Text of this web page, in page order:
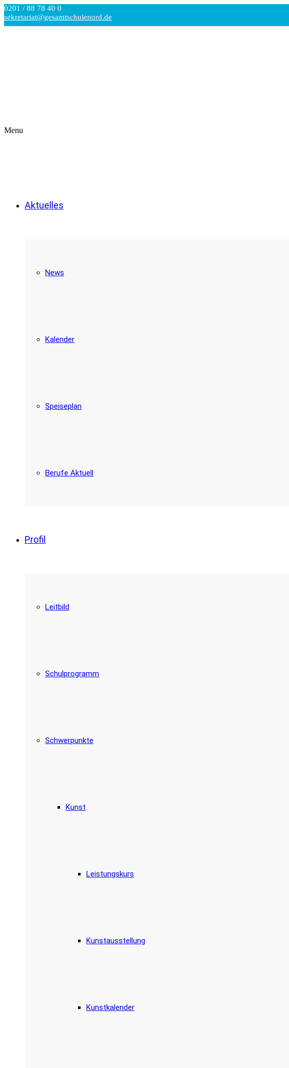
0201 / 88 78 40 0
sekretariat@gesamtschulenord.de
Menu
Aktuelles
News
Kalender
Speiseplan
Berufe Aktuell
Profil
Leitbild
Schulprogramm
Schwerpunkte
Kunst
Leistungskurs
Kunstausstellung
Kunstkalender